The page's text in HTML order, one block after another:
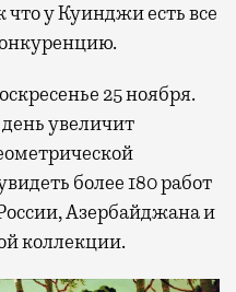
у Куинджи есть все
25 ноября.
увеличит
более 180 работ
Азербайджана и
коллекции.